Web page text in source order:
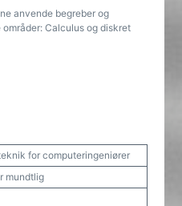
anvende begreber og
Calculus og diskret
for computeringeniører
mundtlig